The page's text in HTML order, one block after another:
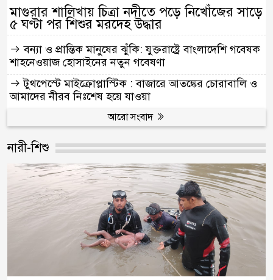
মাগুরার শালিখায় চিত্রা নদীতে পড়ে নিখোঁজের সাড়ে
৫ ঘণ্টা পর শিশুর মরদেহ উদ্ধার
বন্যা ও প্রান্তিক মানুষের ঝুঁকি: যুক্তরাষ্ট্রে বাংলাদেশি গবেষক
শাহনেওয়াজ হোসাইনের নতুন গবেষণা
টুথপেস্টে মাইক্রোপ্লাস্টিক : বাজারে আতঙ্কের চোরাবালি ও
আমাদের নীরব নিঃশেষ হয়ে যাওয়া
আরো সংবাদ
নারী-শিশু